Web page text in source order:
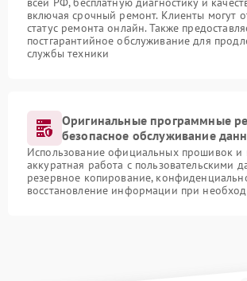
включая срочный ремонт. Клиенты могут
статус ремонта онлайн. Также
постгарантийное обслуживание для
службы техники
Оригинальные программные
безопасное обслуживание
Использование официальных прошивок и
аккуратная работа с пользовательскими
резервное копирование,
восстановление информации при